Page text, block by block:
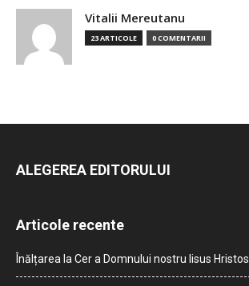
Vitalii Mereutanu
23 ARTICOLE 0 COMENTARII
ALEGEREA EDITORULUI
Articole recente
Înălțarea la Cer a Domnului nostru Iisus Hristos